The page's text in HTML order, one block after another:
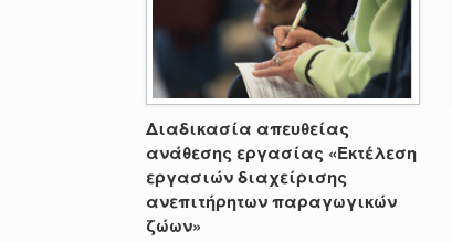
Διαδικασία απευθείας
ανάθεσης εργασίας «Εκτέλεση
εργασιών διαχείρισης
ανεπιτήρητων παραγωγικών
ζώων»